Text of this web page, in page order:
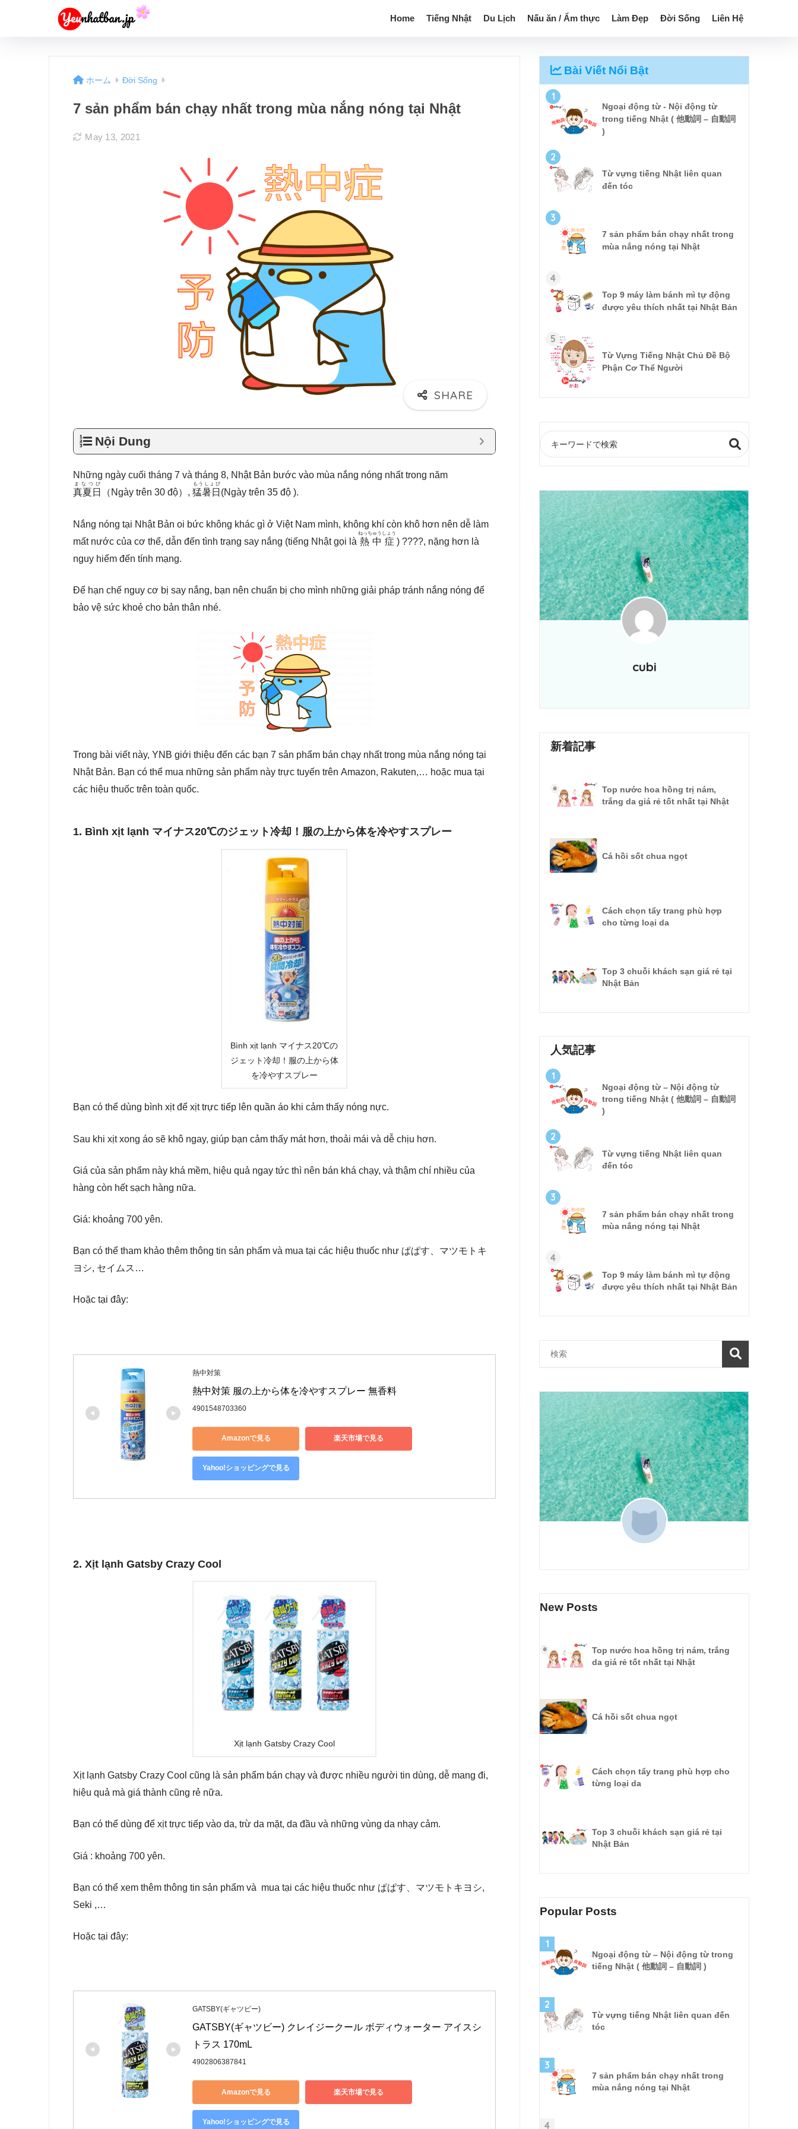
Home Tiếng Nhật Du Lịch Nấu ăn / Ẩm thực Làm Đẹp Đời Sống Liên Hệ
ホーム Đời Sống
7 sản phẩm bán chạy nhất trong mùa nắng nóng tại Nhật
May 13, 2021
Nội Dung
Những ngày cuối tháng 7 và tháng 8, Nhật Bản bước vào mùa nắng nóng nhất trong năm
真夏日
まなつび
（Ngày trên 30 độ）, 猛暑日
もうしょび
(Ngày trên 35 độ ).
Nắng nóng tại Nhật Bản oi bức không khác gì ở Việt Nam mình, không khí còn khô hơn nên dễ làm
mất nước của cơ thể, dẫn đến tình trạng say nắng (tiếng Nhật gọi là 熱中症
ねっちゅうしょう
) ????, nặng hơn là
nguy hiểm đến tính mạng.
Để hạn chế nguy cơ bị say nắng, bạn nên chuẩn bị cho mình những giải pháp tránh nắng nóng để
bảo vệ sức khoẻ cho bản thân nhé.
Trong bài viết này, YNB giới thiệu đến các bạn 7 sản phẩm bán chạy nhất trong mùa nắng nóng tại
Nhật Bản. Bạn có thể mua những sản phẩm này trực tuyến trên Amazon, Rakuten,… hoặc mua tại
các hiệu thuốc trên toàn quốc.
1. Bình xịt lạnh マイナス20℃のジェット冷却！服の上から体を冷やすスプレー
Bình xịt lạnh マイナス20℃の
ジェット冷却！服の上から体
を冷やすスプレー
Bạn có thể dùng bình xịt để xịt trực tiếp lên quần áo khi cảm thấy nóng nực.
Sau khi xịt xong áo sẽ khô ngay, giúp bạn cảm thấy mát hơn, thoải mái và dễ chịu hơn.
Giá của sản phẩm này khá mềm, hiệu quả ngay tức thì nên bán khá chạy, và thậm chí nhiều của
hàng còn hết sạch hàng nữa.
Giá: khoảng 700 yên.
Bạn có thể tham khảo thêm thông tin sản phẩm và mua tại các hiệu thuốc như ぱぱす、マツモトキ
ヨシ, セイムス…
Hoặc tại đây:
熱中対策
熱中対策 服の上から体を冷やすスプレー 無香料
4901548703360
Amazonで見る 楽天市場で見る
Yahoo!ショッピングで見る
2. Xịt lạnh Gatsby Crazy Cool
Xịt lạnh Gatsby Crazy Cool
Xịt lạnh Gatsby Crazy Cool cũng là sản phẩm bán chạy và được nhiều người tin dùng, dễ mang đi,
hiệu quả mà giá thành cũng rẻ nữa.
Bạn có thể dùng để xịt trực tiếp vào da, trừ da mặt, da đầu và những vùng da nhạy cảm.
Giá : khoảng 700 yên.
Bạn có thể xem thêm thông tin sản phẩm và mua tại các hiệu thuốc như ぱぱす、マツモトキヨシ,
Seki ,…
Hoặc tại đây:
GATSBY(ギャツビー)
GATSBY(ギャツビー) クレイジークール ボディウォーター アイスシ
トラス 170mL
4902806387841
Amazonで見る 楽天市場で見る
Yahoo!ショッピングで見る
Bài Viết Nổi Bật
1
Ngoại động từ - Nội động từ
trong tiếng Nhật ( 他動詞 – 自動詞
)
2
Từ vựng tiếng Nhật liên quan
đến tóc
3
7 sản phẩm bán chạy nhất trong
mùa nắng nóng tại Nhật
4
Top 9 máy làm bánh mì tự động
được yêu thích nhất tại Nhật Bản
5
Từ Vựng Tiếng Nhật Chủ Đề Bộ
Phận Cơ Thể Người
cubi
新着記事
Top nước hoa hồng trị nám,
trắng da giá rẻ tốt nhất tại Nhật
Cá hồi sốt chua ngọt
Cách chọn tẩy trang phù hợp
cho từng loại da
Top 3 chuỗi khách sạn giá rẻ tại
Nhật Bản
人気記事
1
Ngoại động từ – Nội động từ
trong tiếng Nhật ( 他動詞 – 自動詞
)
2
Từ vựng tiếng Nhật liên quan
đến tóc
3
7 sản phẩm bán chạy nhất trong
mùa nắng nóng tại Nhật
4
Top 9 máy làm bánh mì tự động
được yêu thích nhất tại Nhật Bản
New Posts
Top nước hoa hồng trị nám, trắng
da giá rẻ tốt nhất tại Nhật
Cá hồi sốt chua ngọt
Cách chọn tẩy trang phù hợp cho
từng loại da
Top 3 chuỗi khách sạn giá rẻ tại
Nhật Bản
Popular Posts
1
Ngoại động từ – Nội động từ trong
tiếng Nhật ( 他動詞 – 自動詞 )
2
Từ vựng tiếng Nhật liên quan đến
tóc
3
7 sản phẩm bán chạy nhất trong
mùa nắng nóng tại Nhật
4